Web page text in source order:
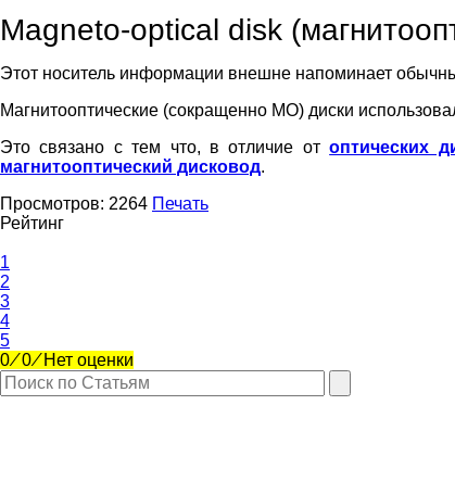
Magneto-optical disk
Этот носитель информации внешне напоминает
Магнитооптические (сокращенно МО) диски
Это связано с тем что, в отличие отоптических
магнитооптический дисковод.
Просмотров: 2264 Печать
Рейтинг
1
2
3
4
5
0⁄0⁄Нет оценки